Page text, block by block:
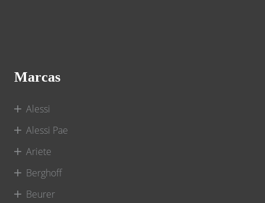
Marcas
Alessi
Alessi Pae
Ariete
Berghoff
Beurer